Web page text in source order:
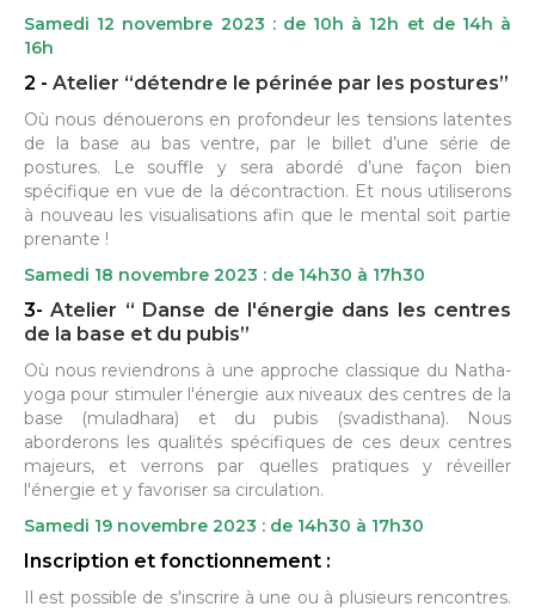
Samedi 12 novembre 2023 : de 10h à 12h et de 14h à
16h
2 - Atelier “détendre le périnée par les postures”
Où nous dénouerons en profondeur les tensions latentes
de la base au bas ventre, par le billet d’une série de
postures. Le souffle y sera abordé d’une façon bien
spécifique en vue de la décontraction. Et nous utiliserons
à nouveau les visualisations afin que le mental soit partie
prenante !
Samedi 18 novembre 2023 : de 14h30 à 17h30
3-Atelier “ Danse de l'énergie dans les centres
de la base et du pubis”
Où nous reviendrons à une approche classique du Natha-
yoga pour stimuler l'énergie aux niveaux des centres de la
base (muladhara) et du pubis (svadisthana). Nous
aborderons les qualités spécifiques de ces deux centres
majeurs, et verrons par quelles pratiques y réveiller
l'énergie et y favoriser sa circulation.
Samedi 19 novembre 2023 : de 14h30 à 17h30
Inscription et fonctionnement :
Il est possible de s'inscrire à une ou à plusieurs rencontres.